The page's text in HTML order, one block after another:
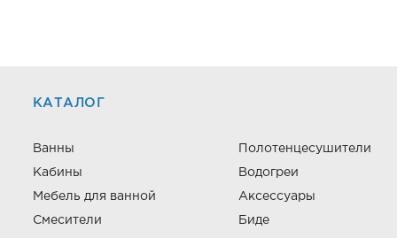
КАТАЛОГ
Ванны
Кабины
Мебель для ванной
Смесители
Полотенцесушители
Водогреи
Аксессуары
Биде